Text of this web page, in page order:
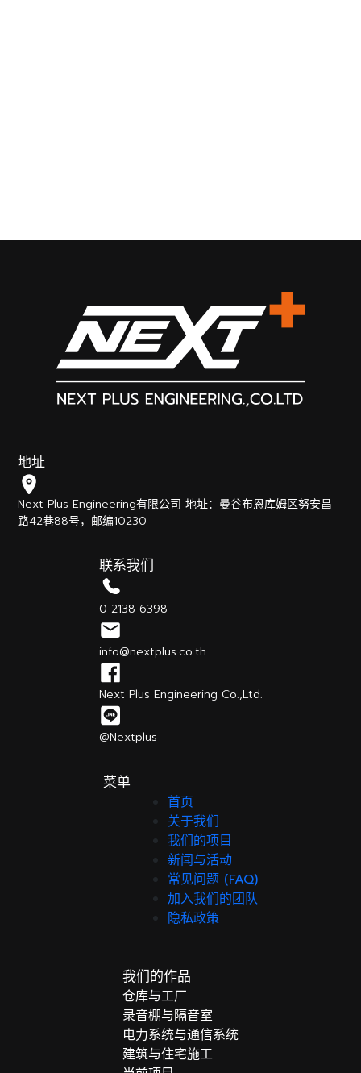
地址
Next Plus Engineering有限公司 地址：曼谷布恩库姆区努安昌
路42巷88号，邮编10230
联系我们
0 2138 6398
info@nextplus.co.th
Next Plus Engineering Co.,Ltd.
@Nextplus
菜单
首页
关于我们
我们的项目
新闻与活动
常见问题 (FAQ)
加入我们的团队
隐私政策
我们的作品
仓库与工厂
录音棚与隔音室
电力系统与通信系统
建筑与住宅施工